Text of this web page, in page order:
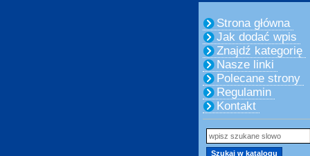
Strona główna
Jak dodać wpis
Znajdź kategorię
Nasze linki
Polecane strony
Regulamin
Kontakt